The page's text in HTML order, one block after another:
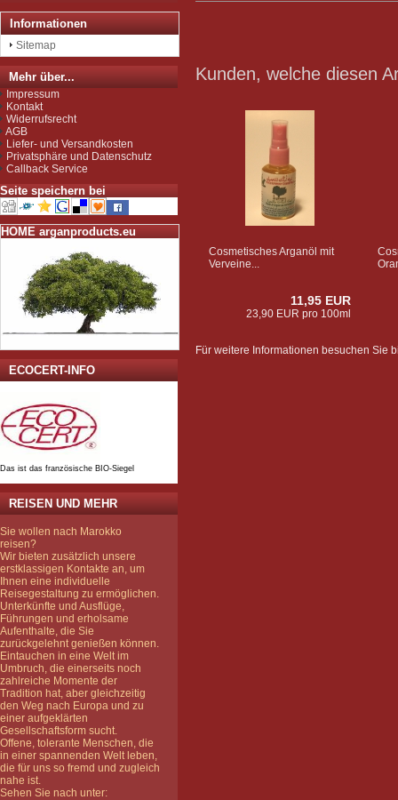
Kunden, welche diesen
Cosmetisches Arganöl mit
Verveine...
11,95 EUR
23,90 EUR pro 100ml
Für weitere Informationen besuchen Sie
bei uns kaufen können.
Wir sind zudem von der EU als
Importeur zugelassen und
unterliegen der Kontrolle nach
Seit Juli 2012 sind wir für das
Argan Speiseöl BIO-zertifiziert
gemäß EG-Öko-Verordnung
durch DE-ÖKO-037 (Marokko
Landwirtschaft)
Informationen
Sitemap
Mehr über...
Impressum
Kontakt
Widerrufsrecht
AGB
Liefer- und Versandkosten
Privatsphäre und Datenschutz
Callback Service
Seite speichern bei
HOME arganproducts.eu
ECOCERT-INFO
Das ist das französische BIO-Siegel
REISEN UND MEHR
Sie wollen nach Marokko
reisen?
Wir bieten zusätzlich unsere
erstklassigen Kontakte an, um
Ihnen eine individuelle
Reisegestaltung zu ermöglichen.
Unterkünfte und Ausflüge,
Führungen und erholsame
Aufenthalte, die Sie
zurückgelehnt genießen können.
Eintauchen in eine Welt im
Umbruch, die einerseits noch
zahlreiche Momente der
Tradition hat, aber gleichzeitig
den Weg nach Europa und zu
einer aufgeklärten
Gesellschaftsform sucht.
Offene, tolerante Menschen, die
in einer spannenden Welt leben,
die für uns so fremd und zugleich
nahe ist.
Sehen Sie nach unter: